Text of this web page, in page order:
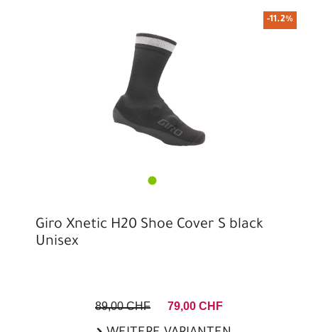
-11.2%
Giro Xnetic H20 Shoe Cover S black
Unisex
89,00 CHF 79,00 CHF